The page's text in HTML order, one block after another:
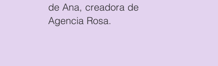
de Ana, creadora de
Agencia Rosa.